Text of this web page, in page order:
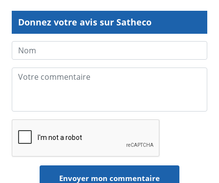
Donnez votre avis sur Satheco